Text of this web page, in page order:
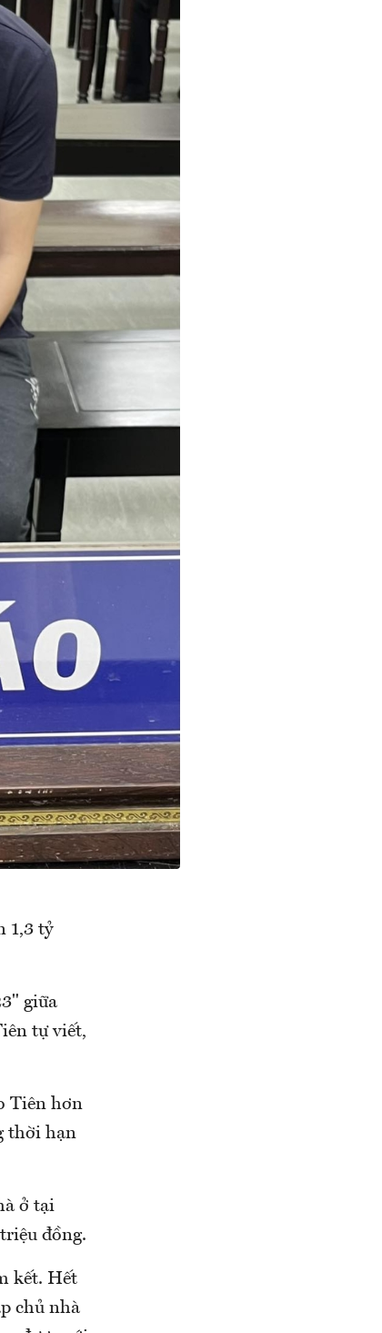
1,3 tỷ
giữa
tự viết,
Tiên hơn
thời hạn
ở tại
đồng.
kết. Hết
chủ nhà